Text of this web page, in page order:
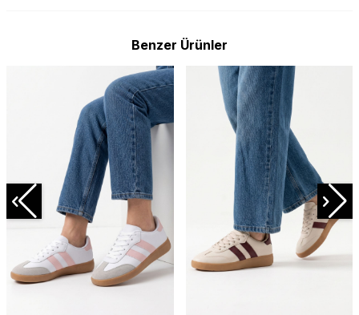
Benzer Ürünler